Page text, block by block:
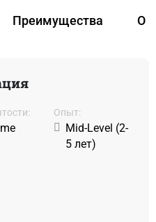
Преимущества О
Oпыт:
Mid-Level (2-
5 лет)